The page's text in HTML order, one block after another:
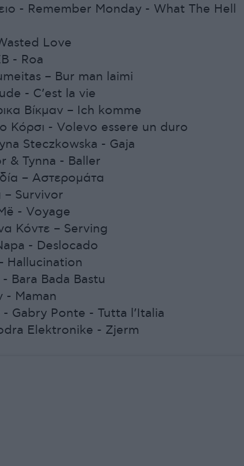
- Remember Monday - What The Hell
Love
- Roa
– Bur man laimi
- C’est la vie
Βίκμαν – Ich komme
Κόρσι - Volevo essere un duro
Steczkowska - Gaja
& Tynna - Baller
– Αστερομάτα
– Survivor
- Voyage
Κόντε – Serving
- Deslocado
Hallucination
Bara Bada Bastu
- Maman
- Gabry Ponte - Tutta l’Italia
Elektronike - Zjerm